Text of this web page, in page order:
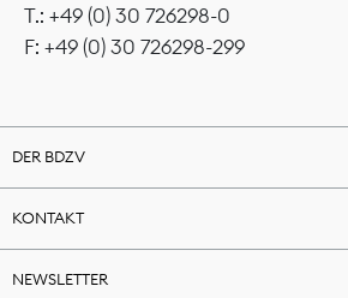
T.: +49 (0) 30 726298-0
F: +49 (0) 30 726298-299
DER BDZV
KONTAKT
NEWSLETTER